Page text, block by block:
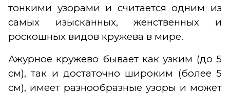
тонкими узорами и считается одним из
самых изысканных, женственных и
роскошных видов кружева в мире.
Ажурное кружево бывает как узким (до 5
см), так и достаточно широким (более 5
см), имеет разнообразные узоры и может